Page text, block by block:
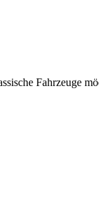
Fahrzeuge